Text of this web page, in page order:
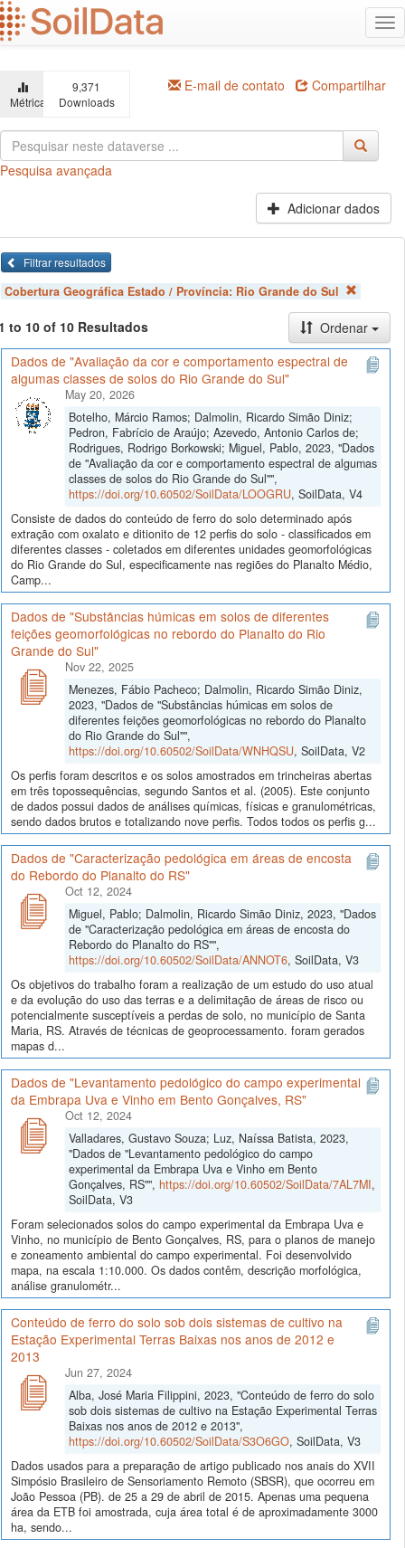
Ir
para
o
principal
Métricas
9,371
Downloads
E-mail de contato Compartilhar
Pesquisa avançada
Adicionar dados
Filtrar resultados
Cobertura Geográfica Estado / Província: Rio Grande do Sul
to 10 of 10 Resultados
Ordenar
Dados de "Avaliação da cor e comportamento espectral de
algumas classes de solos do Rio Grande do Sul"
May 20, 2026
Botelho, Márcio Ramos; Dalmolin, Ricardo Simão Diniz;
Pedron, Fabrício de Araújo; Azevedo, Antonio Carlos de;
Rodrigues, Rodrigo Borkowski; Miguel, Pablo, 2023, "Dados
de "Avaliação da cor e comportamento espectral de algumas
classes de solos do Rio Grande do Sul"",
https://doi.org/10.60502/SoilData/LOOGRU, SoilData, V4
Consiste de dados do conteúdo de ferro do solo determinado após
extração com oxalato e ditionito de 12 perfis do solo - classificados em
diferentes classes - coletados em diferentes unidades geomorfológicas
do Rio Grande do Sul, especificamente nas regiões do Planalto Médio,
Camp...
Dados de "Substâncias húmicas em solos de diferentes
feições geomorfológicas no rebordo do Planalto do Rio
Grande do Sul"
Nov 22, 2025
Menezes, Fábio Pacheco; Dalmolin, Ricardo Simão Diniz,
2023, "Dados de "Substâncias húmicas em solos de
diferentes feições geomorfológicas no rebordo do Planalto
do Rio Grande do Sul"",
https://doi.org/10.60502/SoilData/WNHQSU, SoilData, V2
Os perfis foram descritos e os solos amostrados em trincheiras abertas
em três topossequências, segundo Santos et al. (2005). Este conjunto
de dados possui dados de análises químicas, físicas e granulométricas,
sendo dados brutos e totalizando nove perfis. Todos todos os perfis g...
Dados de "Caracterização pedológica em áreas de encosta
do Rebordo do Planalto do RS"
Oct 12, 2024
Miguel, Pablo; Dalmolin, Ricardo Simão Diniz, 2023, "Dados
de "Caracterização pedológica em áreas de encosta do
Rebordo do Planalto do RS"",
https://doi.org/10.60502/SoilData/ANNOT6, SoilData, V3
Os objetivos do trabalho foram a realização de um estudo do uso atual
e da evolução do uso das terras e a delimitação de áreas de risco ou
potencialmente susceptíveis a perdas de solo, no município de Santa
Maria, RS. Através de técnicas de geoprocessamento. foram gerados
mapas d...
Dados de "Levantamento pedológico do campo experimental
da Embrapa Uva e Vinho em Bento Gonçalves, RS"
Oct 12, 2024
Valladares, Gustavo Souza; Luz, Naíssa Batista, 2023,
"Dados de "Levantamento pedológico do campo
experimental da Embrapa Uva e Vinho em Bento
Gonçalves, RS"", https://doi.org/10.60502/SoilData/7AL7MI,
SoilData, V3
Foram selecionados solos do campo experimental da Embrapa Uva e
Vinho, no município de Bento Gonçalves, RS, para o planos de manejo
e zoneamento ambiental do campo experimental. Foi desenvolvido
mapa, na escala 1:10.000. Os dados contêm, descrição morfológica,
análise granulométr...
Conteúdo de ferro do solo sob dois sistemas de cultivo na
Estação Experimental Terras Baixas nos anos de 2012 e
2013
Jun 27, 2024
Alba, José Maria Filippini, 2023, "Conteúdo de ferro do solo
sob dois sistemas de cultivo na Estação Experimental Terras
Baixas nos anos de 2012 e 2013",
https://doi.org/10.60502/SoilData/S3O6GO, SoilData, V3
Dados usados para a preparação de artigo publicado nos anais do XVII
Simpósio Brasileiro de Sensoriamento Remoto (SBSR), que ocorreu em
João Pessoa (PB). de 25 a 29 de abril de 2015. Apenas uma pequena
área da ETB foi amostrada, cuja área total é de aproximadamente 3000
ha, sendo...